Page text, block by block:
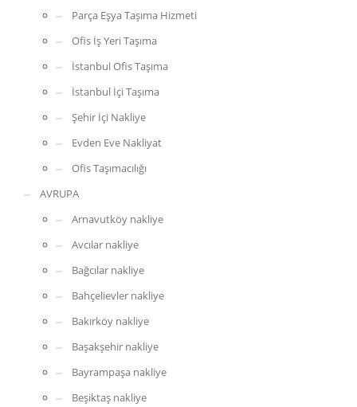
Parça Eşya Taşıma Hizmeti
Ofis İş Yeri Taşıma
İstanbul Ofis Taşıma
İstanbul İçi Taşıma
Şehir İçi Nakliye
Evden Eve Nakliyat
Ofis Taşımacılığı
AVRUPA
Arnavutköy nakliye
Avcılar nakliye
Bağcılar nakliye
Bahçelievler nakliye
Bakırköy nakliye
Başakşehir nakliye
Bayrampaşa nakliye
Beşiktaş nakliye